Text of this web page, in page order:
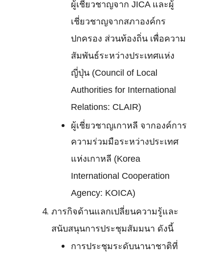
ผู้เชี่ยวชาญจาก JICA และผู้
เชี่ยวชาญจากสภาองค์กร
ปกครอง ส่วนท้องถิ่น เพื่อความ
สัมพันธ์ระหว่างประเทศแห่ง
ญี่ปุ่น (Council of Local
Authorities for International
Relations: CLAIR)
ผู้เชี่ยวชาญเกาหลี จากองค์การ
ความร่วมมือระหว่างประเทศ
แห่งเกาหลี (Korea
International Cooperation
Agency: KOICA)
ภารกิจด้านแลกเปลี่ยนความรู้และ
สนับสนุนการประชุมสัมมนา ดังนี้
การประชุมระดับนานาชาติที่